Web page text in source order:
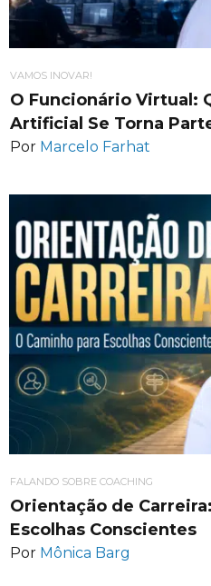
VAMOS INOVAR!
O Funcionário Virtual:
Artificial Se Torna
Por Marcelo Farhat
FALANDO SOBRE COACHING
Orientação de
Escolhas Conscientes
Por Mônica Barg